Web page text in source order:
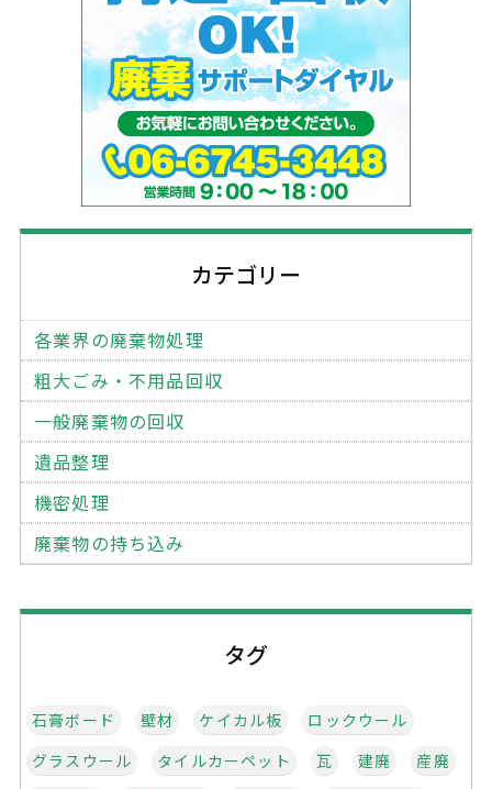
カテゴリー
各業界の廃棄物処理
粗大ごみ・不用品回収
一般廃棄物の回収
遺品整理
機密処理
廃棄物の持ち込み
タグ
石膏ボード 壁材 ケイカル板
ロックウール
グラスウール
タイルカーペット 瓦 建廃
産廃